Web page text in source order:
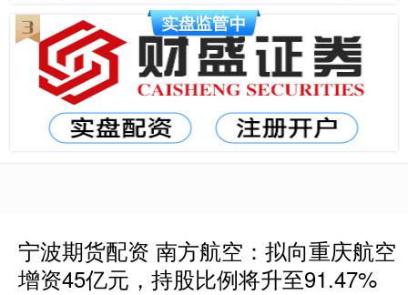
宁波期货配资 南方航空：拟向重庆航空
增资45亿元，持股比例将升至91.47%